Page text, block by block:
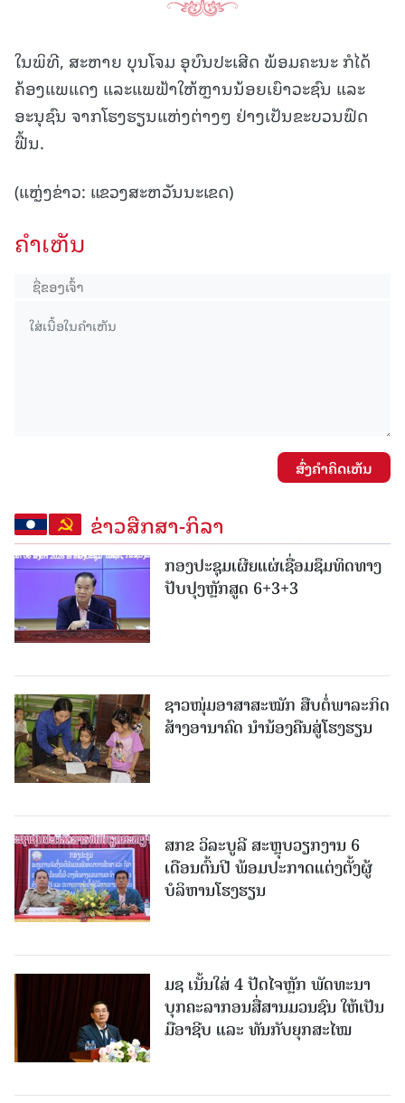
ໃນພິທີ, ສະຫາຍ ບຸນໂຈມ ອຸບົນປະເສີດ ພ້ອມຄະນະ ກໍໄດ້
ຄ້ອງແພແດງ ແລະແພຟ້າໃຫ້ຫຼານນ້ອຍເຍົາວະຊົນ ແລະ
ອະນຸຊົນ ຈາກໂຮງຮຽນແຫ່ງຕ່າງໆ ຢ່າງເປັນຂະບວນຟົດ
ຟື້ນ.
(ແຫຼ່ງຂ່າວ: ແຂວງສະຫວັນນະເຂດ)
ຄໍາເຫັນ
ສົ່ງຄໍາຄິດເຫັນ
ຂ່າວສືກສາ-ກິລາ
ກອງປະຊຸມເຜີຍແຜ່ເຊື່ອມຊຶມທິດທາງ
ປັບປຸງຫຼັກສູດ 6+3+3
ຊາວໜຸ່ມອາສາສະໝັກ ສືບຕໍ່ພາລະກິດ
ສ້າງອານາຄົດ ນໍານ້ອງຄືນສູ່ໂຮງຮຽນ
ສກຂ ວິລະບູລີ ສະຫຼຸບວຽກງານ 6
ເດືອນຕົ້ນປີ ພ້ອມປະກາດແຕ່ງຕັ້ງຜູ້
ບໍລິຫານໂຮງຮຽນ
ມຊ ເນັ້ນໃສ່ 4 ປັດໄຈຫຼັກ ພັດທະນາ
ບຸກຄະລາກອນສື່ສານມວນຊົນ ໃຫ້ເປັນ
ມືອາຊີບ ແລະ ທັນກັບຍຸກສະໄໝ